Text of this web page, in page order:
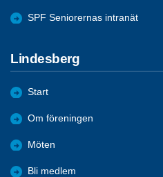
SPF Seniorernas intranät
Lindesberg
Start
Om föreningen
Möten
Bli medlem